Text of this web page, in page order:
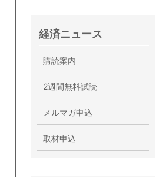
経済ニュース
購読案内
2週間無料試読
メルマガ申込
取材申込